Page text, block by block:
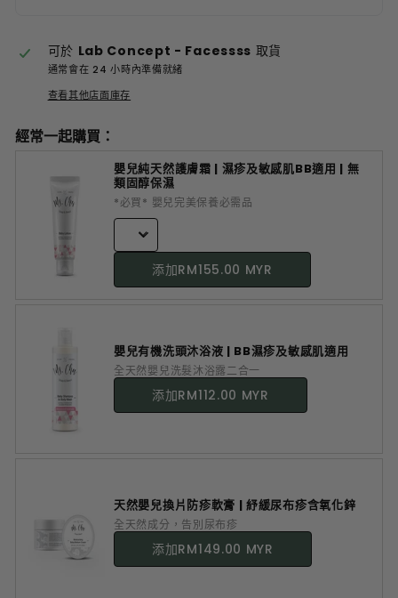
可於 Lab Concept - Facessss 取貨
通常會在 24 小時內準備就緒
查看其他店面庫存
經常一起購買：
嬰兒純天然護膚霜 | 濕疹及敏感肌BB適用 | 無
類固醇保濕
*必買* 嬰兒完美保養必需品
添加RM155.00 MYR
嬰兒有機洗頭沐浴液 | BB濕疹及敏感肌適用
全天然嬰兒洗髮沐浴露二合一
添加RM112.00 MYR
天然嬰兒換片防疹軟膏 | 紓緩尿布疹含氧化鋅
全天然成分，告別尿布疹
添加RM149.00 MYR